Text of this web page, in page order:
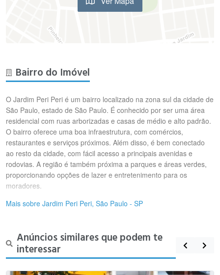
Bairro do Imóvel
O Jardim Peri Peri é um bairro localizado na zona sul da cidade de
São Paulo, estado de São Paulo. É conhecido por ser uma área
residencial com ruas arborizadas e casas de médio e alto padrão.
O bairro oferece uma boa infraestrutura, com comércios,
restaurantes e serviços próximos. Além disso, é bem conectado
ao resto da cidade, com fácil acesso a principais avenidas e
rodovias. A região é também próxima a parques e áreas verdes,
proporcionando opções de lazer e entretenimento para os
moradores.
Mais sobre Jardim Peri Peri, São Paulo - SP
Anúncios similares que podem te
interessar